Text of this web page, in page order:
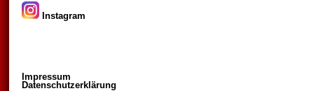
Instagram
Impressum
Datenschutzerklärung